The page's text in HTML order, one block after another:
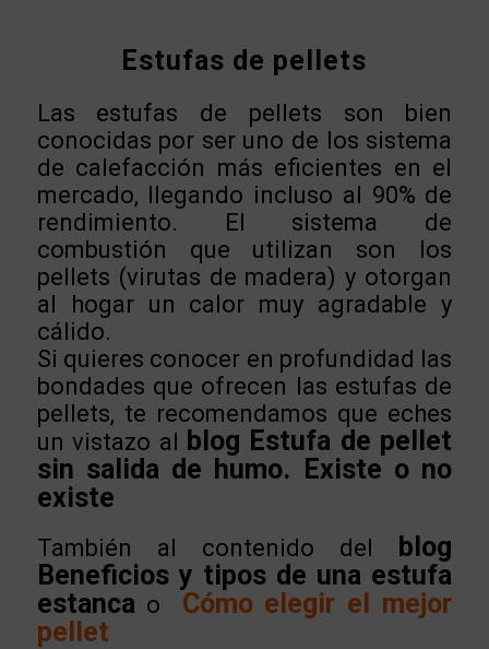
Estufas de pellets
Las estufas de pellets son bien
conocidas por ser uno de los sistema
de calefacción más eficientes en el
mercado, llegando incluso al 90% de
rendimiento. El sistema de
combustión que utilizan son los
pellets (virutas de madera) y otorgan
al hogar un calor muy agradable y
cálido.
Si quieres conocer en profundidad las
bondades que ofrecen las estufas de
pellets, te recomendamos que eches
un vistazo al blog Estufa de pellet
sin salida de humo. Existe o no
existe
También al contenido del blog
Beneficios y tipos de una estufa
estanca o Cómo elegir el mejor
pellet